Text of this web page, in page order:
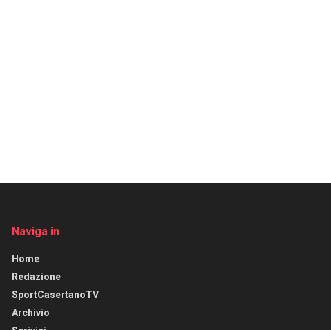
Naviga in
Home
Redazione
SportCasertanoTV
Archivio